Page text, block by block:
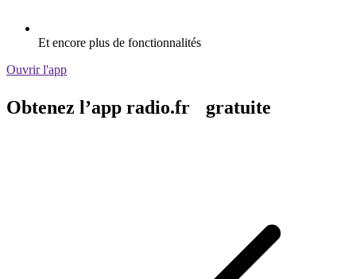
Et encore plus de fonctionnalités
Ouvrir l'app
Obtenez l’app radio.fr gratuite